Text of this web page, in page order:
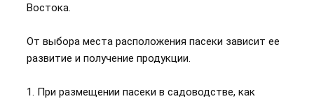
Востока.
От выбора места расположения пасеки зависит ее
развитие и получение продукции.
1. При размещении пасеки в садоводстве, как